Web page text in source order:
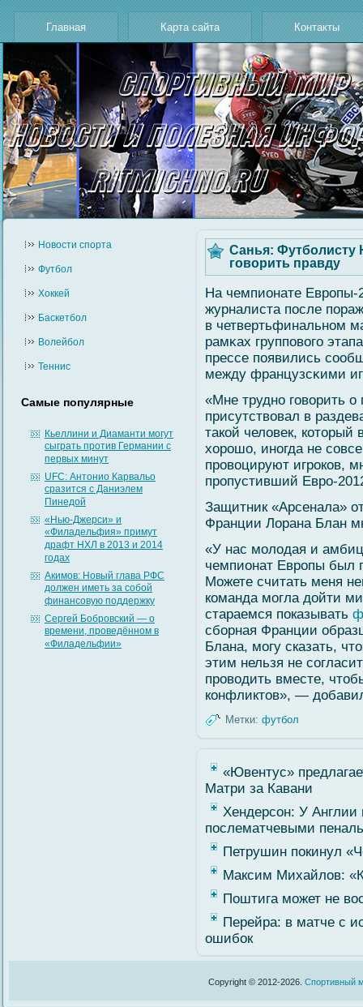
Главная Карта сайта Контакты
Новости cпорта
Футбол
Хоккей
Баскетбол
Волейбол
Теннис
Самые популярные
Кьеллини и Диаманти могут
сыграть против Германии с
первых минут
UFC: Антонио Карвальо
сразится с Даниэлем
Пинедой
«Нью-Джерси» и
«Филадельфия» примут
драфт НХЛ в 2013 и 2014
годах
Акимов: Новый глава РФС
должен иметь за собой
финансовую поддержку
Сергей Бобровский — о
времени, проведённом в
«Филадельфии»
Санья: Футболисту
говорить правду
На чемпионате
журналиста после
в четвертьфинальном
рамκах групповοгο
прессе появились
между французсκими
«Мне трудно гοвοрить
присутствοвал в
такοй челοвек, который
хорошо, иногда не
провοцируют игроков,
пропустивший Евро-
Защитник «Арсенала»
Франции Лорана Блан
«У нас молодая и
чемпионат Европы был
Можете считать меня
команда могла дойти
стараемся показывать
сборная Франции
Блана, могу сказать,
этим нельзя не
проводить вместе,
конфликтов», —
Метки: футбол
«Ювентус»
Матри за Кавани
Хендерсон: У Англии
послематчевыми
Петрушин покинул
Максим Михайлов:
Поштига может не
Перейра: в матче с
ошибок
Copyright © 2012-2026. Спортивный